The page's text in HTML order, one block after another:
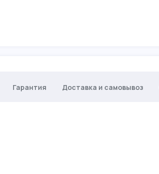
Гарантия Доставка и самовывоз